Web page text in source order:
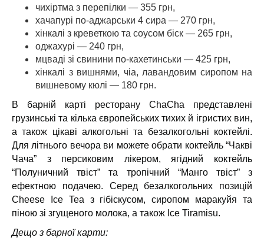
чихіртма з перепілки — 355 грн,
хачапурі по-аджарськи 4 сира — 270 грн,
хінкалі з креветкою та соусом біск — 265 грн,
оджахурі — 240 грн,
мцваді зі свинини по-кахетинськи — 425 грн,
хінкалі з вишнями, чіа, лавандовим сиропом на
вишневому кюлі — 180 грн.
В барній карті ресторану ChaCha представлені
грузинські та кілька європейських тихих й ігристих вин,
а також цікаві алкогольні та безалкогольні коктейлі.
Для літнього вечора ви можете обрати коктейль “Чакві
Чача” з персиковим лікером, ягідний коктейль
“Полуничний твіст” та тропічний “Манго твіст” з
ефектною подачею. Серед безалкогольних позицій
Cheese Ice Tea з гібіскусом, сиропом маракуйя та
піною зі згущеного молока, а також Ice Tiramisu.
Дещо з барної карти: